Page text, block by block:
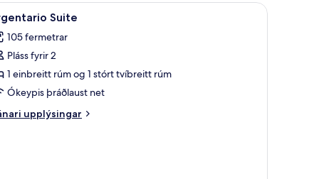
bestu gerð, míníbar, öryggishólf í herbergiArgentario Suite | Stofa | Flatskjársjónvarp,
8 Suite
105 fermetrar
Pláss fyrir 2
1 einbreitt rúm og 1 stórt tvíbreitt rúm
Ókeypis þráðlaust net
upplýsingar